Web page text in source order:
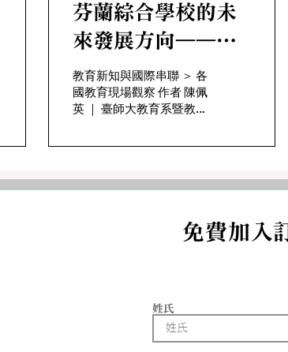
芬蘭綜合學校的未
來發展方向——
《2045 基礎教
育：以生命為歸
教育新知與國際串聯 ＞ 各
國教育現場觀察 作者 陳佩
英 ｜ 臺師大教育系暨教育
告》中，芬蘭連續第9年
冠軍的寶座。該報告對幸
福感的評比並非僅以經濟
人均GDP、社會支持、健
康條件、人生自由、慷
慨、對貪腐的感受等
免費加入
姓氏